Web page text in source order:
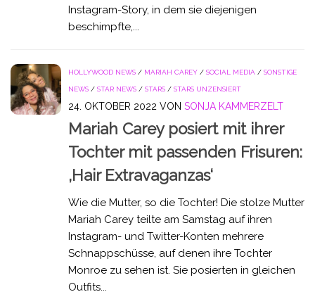
Instagram-Story, in dem sie diejenigen
beschimpfte,...
HOLLYWOOD NEWS / MARIAH CAREY / SOCIAL MEDIA / SONSTIGE
NEWS / STAR NEWS / STARS / STARS UNZENSIERT
24. OKTOBER 2022 VON SONJA KAMMERZELT
Mariah Carey posiert mit ihrer
Tochter mit passenden Frisuren:
‚Hair Extravaganzas‘
Wie die Mutter, so die Tochter! Die stolze Mutter
Mariah Carey teilte am Samstag auf ihren
Instagram- und Twitter-Konten mehrere
Schnappschüsse, auf denen ihre Tochter
Monroe zu sehen ist. Sie posierten in gleichen
Outfits...